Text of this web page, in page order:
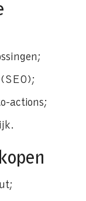
actions;